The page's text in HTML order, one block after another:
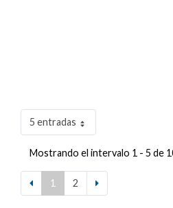
5 entradas
Mostrando el intervalo 1 - 5 de
1 2